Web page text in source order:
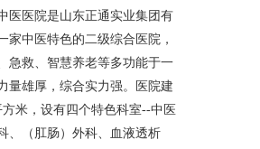
医医院是山东正通实业集团有
家中医特色的二级综合医院，
急救、智慧养老等多功能于一
量雄厚，综合实力强。医院建
米，设有四个特色科室--中医
、（肛肠）外科、血液透析